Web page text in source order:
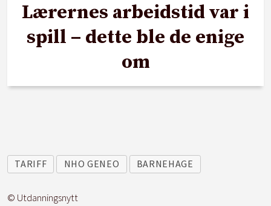
Lærernes arbeidstid var i
spill – dette ble de enige
om
TARIFF NHO GENEO BARNEHAGE
© Utdanningsnytt